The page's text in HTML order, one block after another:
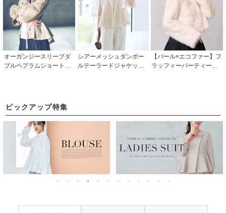
オーガンジースリーブダ
ブルペプラムショートマ
シアーメッシュダンボー
ルテーラードジャケット
【パール×エコファー】フ
ラッフィーパーティージ
ピックアップ特集